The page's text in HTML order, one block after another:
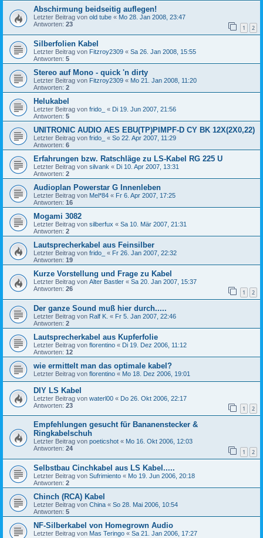
Abschirmung beidseitig auflegen!
Letzter Beitrag von old tube « Mo 28. Jan 2008, 23:47
Antworten: 23 1 2
Silberfolien Kabel
Letzter Beitrag von Fitzroy2309 « Sa 26. Jan 2008, 15:55
Antworten: 5
Stereo auf Mono - quick 'n dirty
Letzter Beitrag von Fitzroy2309 « Mo 21. Jan 2008, 11:20
Antworten: 2
Helukabel
Letzter Beitrag von frido_ « Di 19. Jun 2007, 21:56
Antworten: 5
UNITRONIC AUDIO AES EBU(TP)PIMPF-D CY BK 12X(2X0,22)
Letzter Beitrag von frido_ « So 22. Apr 2007, 11:29
Antworten: 6
Erfahrungen bzw. Ratschläge zu LS-Kabel RG 225 U
Letzter Beitrag von silvank « Di 10. Apr 2007, 13:31
Antworten: 2
Audioplan Powerstar G Innenleben
Letzter Beitrag von Mel*84 « Fr 6. Apr 2007, 17:25
Antworten: 16
Mogami 3082
Letzter Beitrag von silberfux « Sa 10. Mär 2007, 21:31
Antworten: 2
Lautsprecherkabel aus Feinsilber
Letzter Beitrag von frido_ « Fr 26. Jan 2007, 22:32
Antworten: 19
Kurze Vorstellung und Frage zu Kabel
Letzter Beitrag von Alter Bastler « Sa 20. Jan 2007, 15:37
Antworten: 26 1 2
Der ganze Sound muß hier durch.....
Letzter Beitrag von Ralf K. « Fr 5. Jan 2007, 22:46
Antworten: 2
Lautsprecherkabel aus Kupferfolie
Letzter Beitrag von florentino « Di 19. Dez 2006, 11:12
Antworten: 12
wie ermittelt man das optimale kabel?
Letzter Beitrag von florentino « Mo 18. Dez 2006, 19:01
DIY LS Kabel
Letzter Beitrag von waterl00 « Do 26. Okt 2006, 22:17
Antworten: 23 1 2
Empfehlungen gesucht für Bananenstecker &
Ringkabelschuh
Letzter Beitrag von poeticshot « Mo 16. Okt 2006, 12:03
Antworten: 24 1 2
Selbstbau Cinchkabel aus LS Kabel.....
Letzter Beitrag von Sufrimiento « Mo 19. Jun 2006, 20:18
Antworten: 2
Chinch (RCA) Kabel
Letzter Beitrag von China « So 28. Mai 2006, 10:54
Antworten: 5
NF-Silberkabel von Homegrown Audio
Letzter Beitrag von Mas Teringo « Sa 21. Jan 2006, 17:27